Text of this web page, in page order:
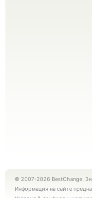
© 2007-2026 BestChange.
Информация на сайте